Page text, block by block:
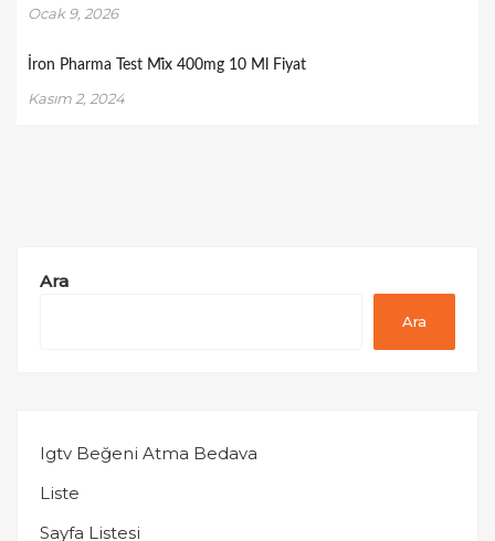
Ocak 9, 2026
İron Pharma Test Mi̇x 400mg 10 Ml Fiyat
Kasım 2, 2024
Ara
Ara
Igtv Beğeni Atma Bedava
Liste
Sayfa Listesi